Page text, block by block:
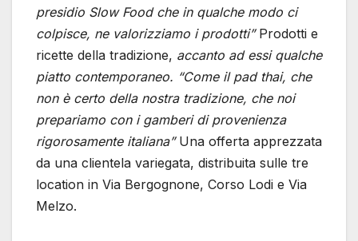
presidio Slow Food che in qualche modo ci
colpisce, ne valorizziamo i prodotti” Prodotti e
ricette della tradizione, accanto ad essi qualche
piatto contemporaneo. “Come il pad thai, che
non è certo della nostra tradizione, che noi
prepariamo con i gamberi di provenienza
rigorosamente italiana” Una offerta apprezzata
da una clientela variegata, distribuita sulle tre
location in Via Bergognone, Corso Lodi e Via
Melzo.